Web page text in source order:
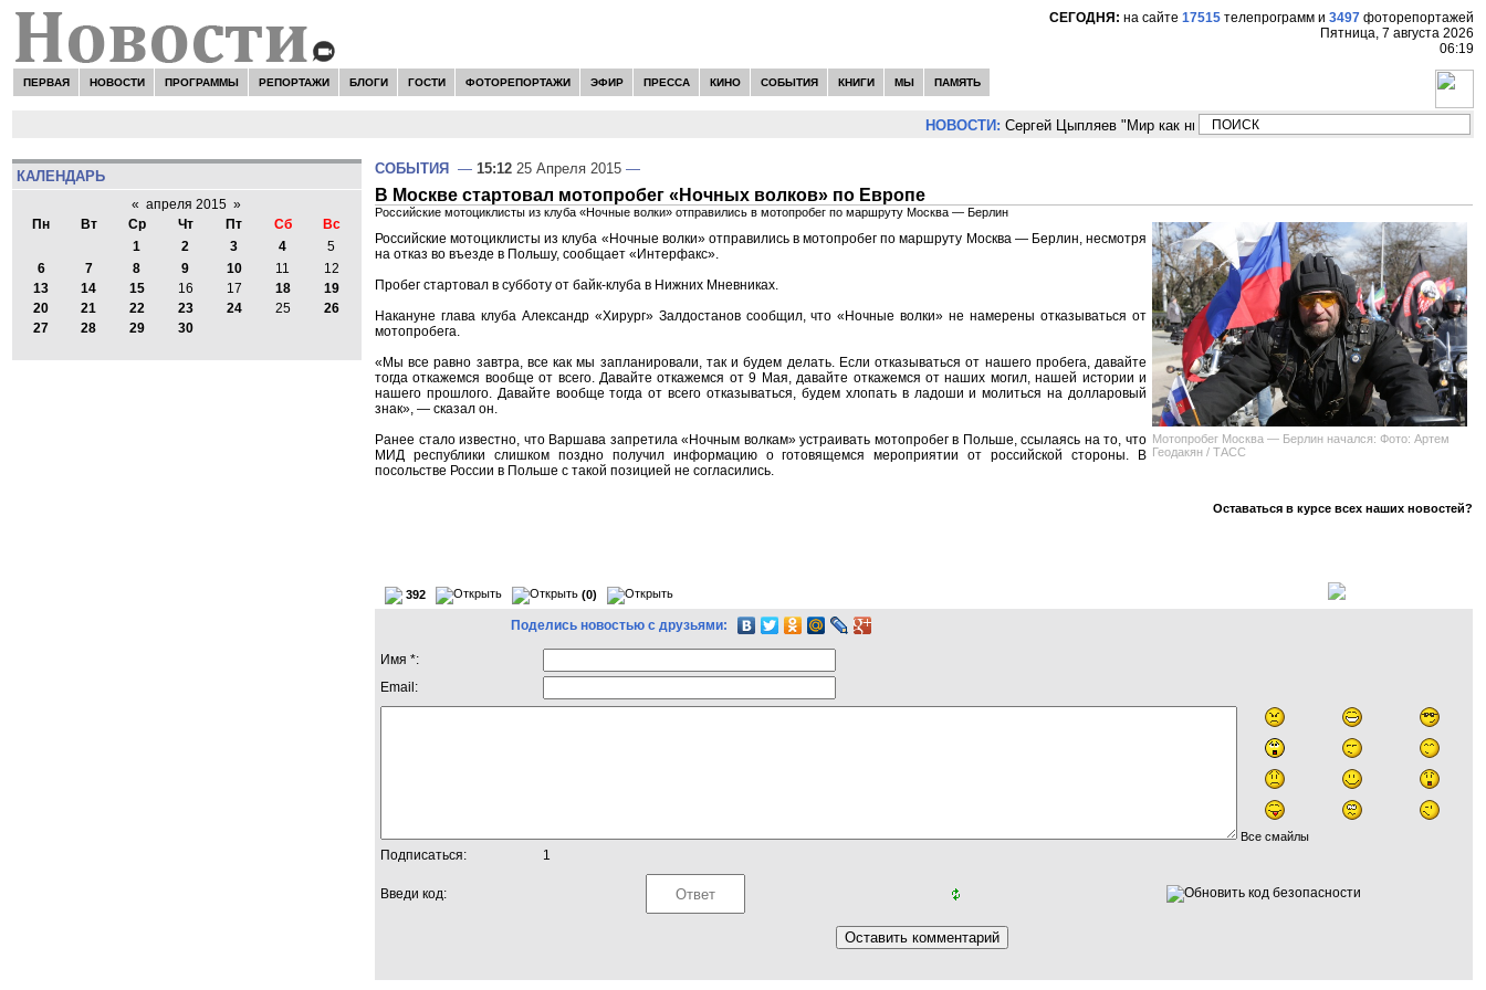
СЕГОДНЯ: на сайте 17515 телепрограмм и 3497 фоторепортажей
Пятница, 7 августа 2026
06:19
ПЕРВАЯ НОВОСТИ ПРОГРАММЫ РЕПОРТАЖИ БЛОГИ ГОСТИ ФОТОРЕПОРТАЖИ ЭФИР ПРЕССА КИНО СОБЫТИЯ КНИГИ МЫ ПАМЯТЬ
НОВОСТИ: Сергей Цыпляев "Мир как никогда близко стоит к угрозе третьей
КАЛЕНДАРЬ
« апреля 2015 »
Пн
Вт Ср Чт Пт Сб
Вс
1
2 3 4
5
6
7 8 9 10 11
12
13
14 15 16 17 18
19
20
21 22 23 24 25
26
27
28 29 30
СОБЫТИЯ — 15:12 25 Апреля 2015 —
В Москве стартовал мотопробег «Ночных волков» по Европе
Российские мотоциклисты из клуба «Ночные волки» отправились в мотопробег по маршруту Москва — Берлин
Мотопробег Москва — Берлин начался: Фото: Артем
Геодакян / ТАСС
Российские мотоциклисты из клуба «Ночные волки» отправились в мотопробег по маршруту Москва — Берлин, несмотря
на отказ во въезде в Польшу, сообщает «Интерфакс».
Пробег стартовал в субботу от байк-клуба в Нижних Мневниках.
Накануне глава клуба Александр «Хирург» Залдостанов сообщил, что «Ночные волки» не намерены отказываться от
мотопробега.
«Мы все равно завтра, все как мы запланировали, так и будем делать. Если отказываться от нашего пробега, давайте
тогда откажемся вообще от всего. Давайте откажемся от 9 Мая, давайте откажемся от наших могил, нашей истории и
нашего прошлого. Давайте вообще тогда от всего отказываться, будем хлопать в ладоши и молиться на долларовый
знак», — сказал он.
Ранее стало известно, что Варшава запретила «Ночным волкам» устраивать мотопробег в Польше, ссылаясь на то, что
МИД республики слишком поздно получил информацию о готовящемся мероприятии от российской стороны. В
посольстве России в Польше с такой позицией не согласились.
Оставаться в курсе всех наших новостей?
392 (0)
Поделись новостью с друзьями:
Имя *:
Email:
Все смайлы
Подписаться: 1
Введи код: